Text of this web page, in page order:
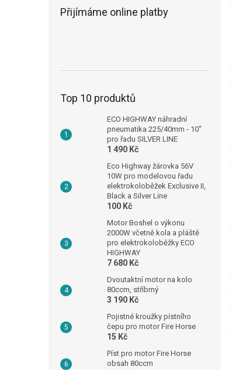
Přijímáme online platby
Top 10 produktů
ECO HIGHWAY náhradní
pneumatika 225/40mm - 10"
pro řadu SILVER LINE
1 490 Kč
Eco Highway žárovka 56V
10W pro modelovou řadu
elektrokoloběžek Exclusive II,
Black a Silver Line
100 Kč
Motor Boshel o výkonu
2000W včetně kola a pláště
pro elektrokoloběžky ECO
HIGHWAY
7 680 Kč
Dvoutaktní motor na kolo
80ccm, stříbrný
3 190 Kč
Pojistné kroužky pístního
čepu pro motor Fire Horse
15 Kč
Píst pro motor Fire Horse
obsah 80ccm